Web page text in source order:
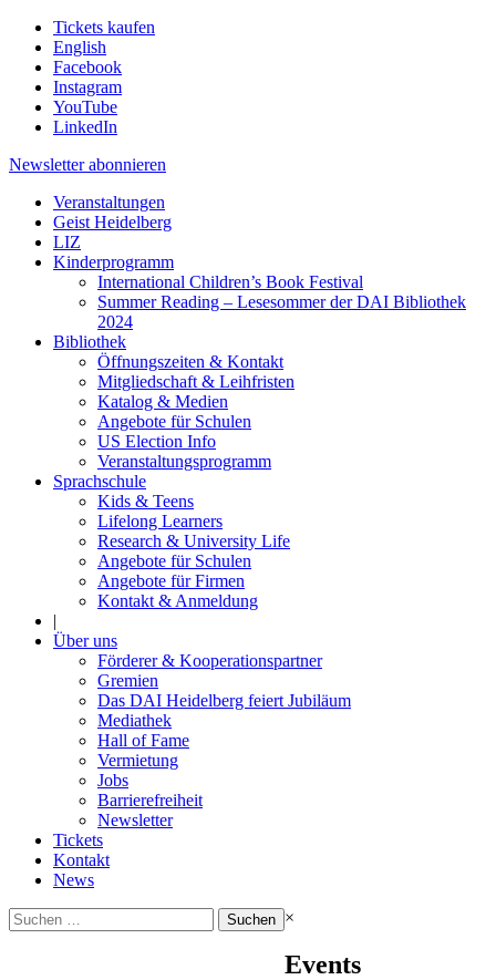
Tickets kaufen
English
Facebook
Instagram
YouTube
LinkedIn
Newsletter abonnieren
Veranstaltungen
Geist Heidelberg
LIZ
Kinderprogramm
International Children’s Book Festival
Summer Reading – Lesesommer der DAI Bibliothek
2024
Bibliothek
Öffnungszeiten & Kontakt
Mitgliedschaft & Leihfristen
Katalog & Medien
Angebote für Schulen
US Election Info
Veranstaltungsprogramm
Sprachschule
Kids & Teens
Lifelong Learners
Research & University Life
Angebote für Schulen
Angebote für Firmen
Kontakt & Anmeldung
|
Über uns
Förderer & Kooperationspartner
Gremien
Das DAI Heidelberg feiert Jubiläum
Mediathek
Hall of Fame
Vermietung
Jobs
Barrierefreiheit
Newsletter
Tickets
Kontakt
News
Suchen
nach:
×
Events